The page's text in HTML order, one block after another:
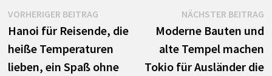
Beitrags-
Navigation
VORHERIGER BEITRAGVorheriger
Beitrag:
Hanoi für Reisende, die
heiße Temperaturen
lieben, ein Spaß ohne
NÄCHSTER BEITRAG
Moderne Bauten und
alte Tempel machen
Tokio für Ausländer die